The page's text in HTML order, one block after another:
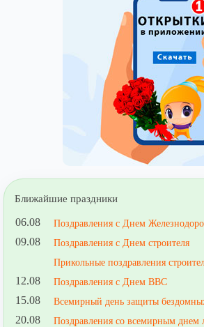
Ближайшие праздники
06.08 Поздравления с Днем
09.08
Поздравления с Днем строителя
Прикольные поздравления
12.08 Поздравления с Днем ВВС
15.08 Всемирный день защиты
20.08 Поздравления со всемирным днем